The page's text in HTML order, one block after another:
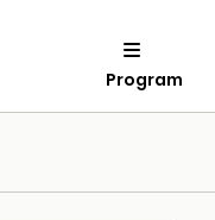
Program